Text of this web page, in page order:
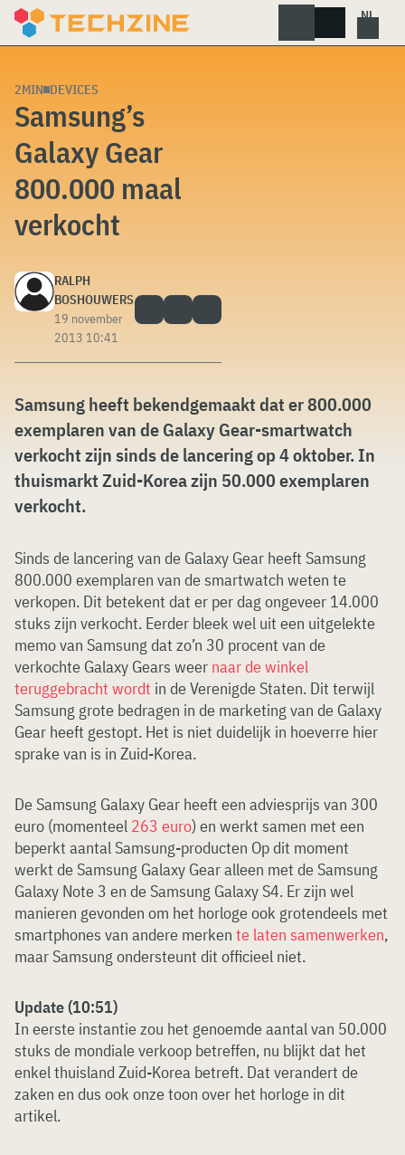
Skip
2MIN DEVICES
Samsung’s
Galaxy Gear
800.000 maal
verkocht
RALPH
BOSHOUWERS
19 november
2013 10:41
Samsung heeft bekendgemaakt dat er 800.000
exemplaren van de Galaxy Gear-smartwatch
verkocht zijn sinds de lancering op 4 oktober. In
thuismarkt Zuid-Korea zijn 50.000 exemplaren
verkocht.
Sinds de lancering van de Galaxy Gear heeft Samsung
800.000 exemplaren van de smartwatch weten te
verkopen. Dit betekent dat er per dag ongeveer 14.000
stuks zijn verkocht. Eerder bleek wel uit een uitgelekte
memo van Samsung dat zo’n 30 procent van de
verkochte Galaxy Gears weer naar de winkel
teruggebracht wordt in de Verenigde Staten. Dit terwijl
Samsung grote bedragen in de marketing van de Galaxy
Gear heeft gestopt. Het is niet duidelijk in hoeverre hier
sprake van is in Zuid-Korea.
De Samsung Galaxy Gear heeft een adviesprijs van 300
euro (momenteel 263 euro) en werkt samen met een
beperkt aantal Samsung-producten Op dit moment
werkt de Samsung Galaxy Gear alleen met de Samsung
Galaxy Note 3 en de Samsung Galaxy S4. Er zijn wel
manieren gevonden om het horloge ook grotendeels met
smartphones van andere merken te laten samenwerken,
maar Samsung ondersteunt dit officieel niet.
Update (10:51)
In eerste instantie zou het genoemde aantal van 50.000
stuks de mondiale verkoop betreffen, nu blijkt dat het
enkel thuisland Zuid-Korea betreft. Dat verandert de
zaken en dus ook onze toon over het horloge in dit
artikel.